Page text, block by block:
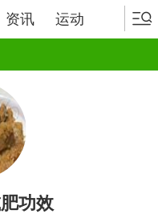
资讯 运动
功效